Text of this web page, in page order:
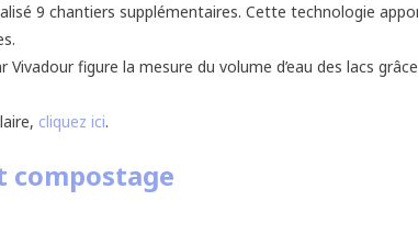
9 chantiers supplémentaires. Cette technologie
figure la mesure du volume d’eau des lacs
cliquez ici.
compostage